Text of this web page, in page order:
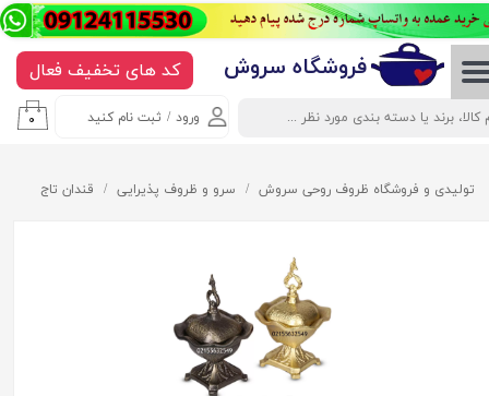
ورود / ثبت نام کنید
حساب کاربری من
تغییر گذر واژه
خروج از حساب کاربری
۰
​​​​​​​​فروشگاه سروش کد های تخفیف فعال
تولیدی و فروشگاه ظروف روحی سروش سرو و ظروف پذیرایی قندان تاج